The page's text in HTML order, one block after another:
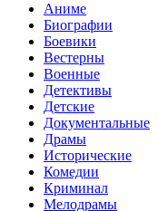
Аниме
Биографии
Боевики
Вестерны
Военные
Детективы
Детские
Документальные
Драмы
Исторические
Комедии
Криминал
Мелодрамы